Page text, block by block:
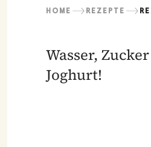
HOME REZEPTE
Wasser,
Joghurt!